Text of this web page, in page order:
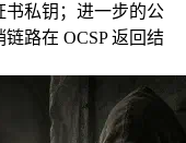
书私钥；进一步的公
路在 OCSP 返回结